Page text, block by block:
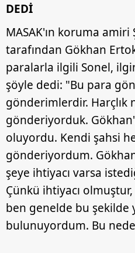
DEDİ
MASAK'ın koruma
tarafından Gökhan
paralarla ilgili Sonel,
şöyle dedi: "Bu para
gönderimlerdir. Harçlık
gönderiyorduk.
oluyordu. Kendi şahsi
gönderiyordum.
şeye ihtiyacı varsa
Çünkü ihtiyacı
ben genelde bu şekilde
bulunuyordum. Bu